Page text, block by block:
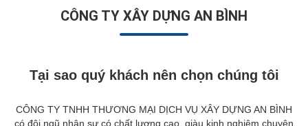
CÔNG TY XÂY DỰNG AN BÌNH
Tại sao quý khách nên chọn chúng tôi
CÔNG TY TNHH THƯƠNG MẠI DỊCH VỤ XÂY DỰNG AN BÌNH
có đội ngũ nhân sự có chất lượng cao, giàu kinh nghiệm chuyên